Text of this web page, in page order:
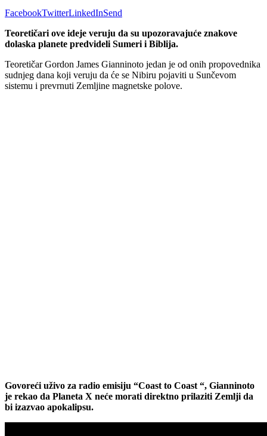
FacebookTwitterLinkedInSend
Teoretičari ove ideje veruju da su upozoravajuće znakove
dolaska planete predvideli Sumeri i Biblija.
Teoretičar Gordon James Gianninoto jedan je od onih propovednika
sudnjeg dana koji veruju da će se Nibiru pojaviti u Sunčevom
sistemu i prevrnuti Zemljine magnetske polove.
Govoreći uživo za radio emisiju “Coast to Coast “, Gianninoto
je rekao da Planeta X neće morati direktno prilaziti Zemlji da
bi izazvao apokalipsu.